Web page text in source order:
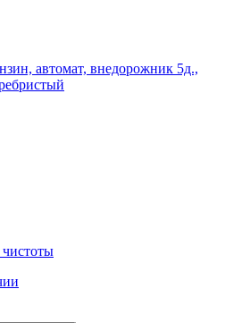
автомат, внедорожник 5д.,